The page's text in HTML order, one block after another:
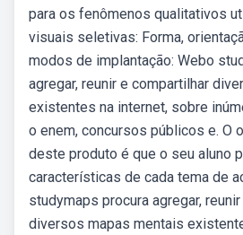
para os fenômenos qualitativos
visuais seletivas: Forma,
modos de implantação: Webo
agregar, reunir e compartilhar
existentes na internet, sobre
o enem, concursos públicos e. O
deste produto é que o seu aluno
características de cada tema de
studymaps procura agregar,
diversos mapas mentais